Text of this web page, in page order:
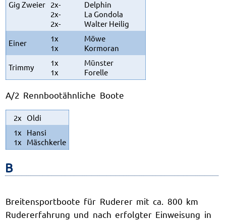
Gig Zweier 2x-
2x-
2x-
Delphin
La Gondola
Walter Heilig
Einer
1x
1x
Möwe
Kormoran
Trimmy
1x
1x
Münster
Forelle
A/2 Rennbootähnliche Boote
2x Oldi
1x
1x
Hansi
Mäschkerle
B
Breitensportboote für Ruderer mit ca. 800 km
Rudererfahrung und nach erfolgter Einweisung in